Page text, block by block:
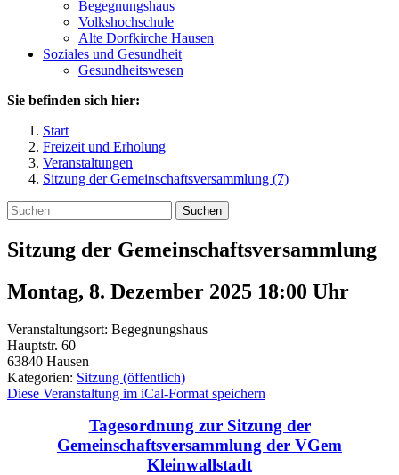
Begegnungshaus
Volkshochschule
Alte Dorfkirche Hausen
Soziales und Gesundheit
Gesundheitswesen
Sie befinden sich hier:
Start
Freizeit und Erholung
Veranstaltungen
Sitzung der Gemeinschaftsversammlung (7)
Suchen
Sitzung der Gemeinschaftsversammlung
Montag, 8. Dezember 2025 18:00 Uhr
Veranstaltungsort: Begegnungshaus
Hauptstr. 60
63840 Hausen
Kategorien: Sitzung (öffentlich)
Diese Veranstaltung im iCal-Format speichern
Tagesordnung zur Sitzung der
Gemeinschaftsversammlung der VGem
Kleinwallstadt